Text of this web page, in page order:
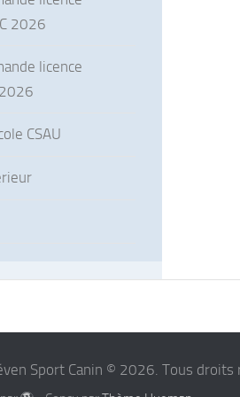
2026
licence
CSAU
Sport Canin © 2026. Tous droits